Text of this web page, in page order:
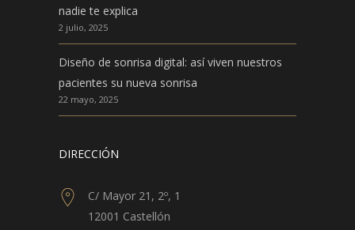
nadie te explica
2 julio, 2025
Diseño de sonrisa digital: así viven nuestros
pacientes su nueva sonrisa
22 mayo, 2025
DIRECCIÓN
C/ Mayor 21, 2º, 1
12001 Castellón